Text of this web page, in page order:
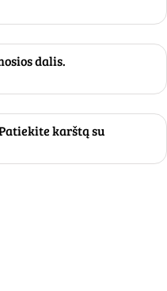
dalis.
karštą su